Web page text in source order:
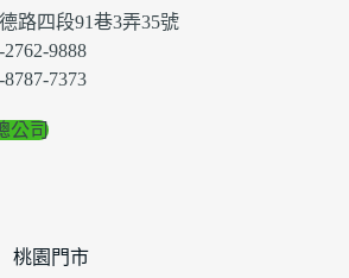
路四段91巷3弄35號
9888
7373
公司
桃園門市